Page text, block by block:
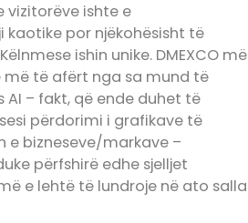
vizitorëve ishte e
kaotike por njëkohësisht të
ishin unike. DMEXCO më
më të afërt nga sa mund të
– fakt, që ende duhet të
përdorimi i grafikave të
e bizneseve/markave –
përfshirë edhe sjelljet
e lehtë të lundroje në ato salla